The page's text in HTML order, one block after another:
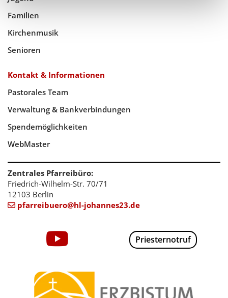
Familien
Kirchenmusik
Senioren
Kontakt & Informationen
Pastorales Team
Verwaltung & Bankverbindungen
Spendemöglichkeiten
WebMaster
Zentrales Pfarreibüro:
Friedrich-Wilhelm-Str. 70/71
12103 Berlin
 pfarreibuero@hl-johannes23.de
Priesternotruf